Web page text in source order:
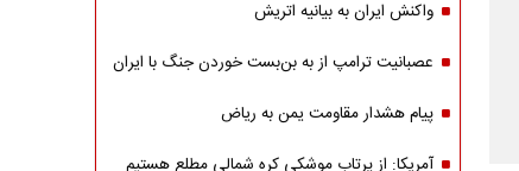
واکنش ایران به بیانیه اتریش
عصبانیت ترامپ از به بن‌بست خوردن جنگ با ایران
پیام هشدار مقاومت یمن به ریاض
آمریکا: از پرتاب موشکی کره شمالی مطلع هستیم